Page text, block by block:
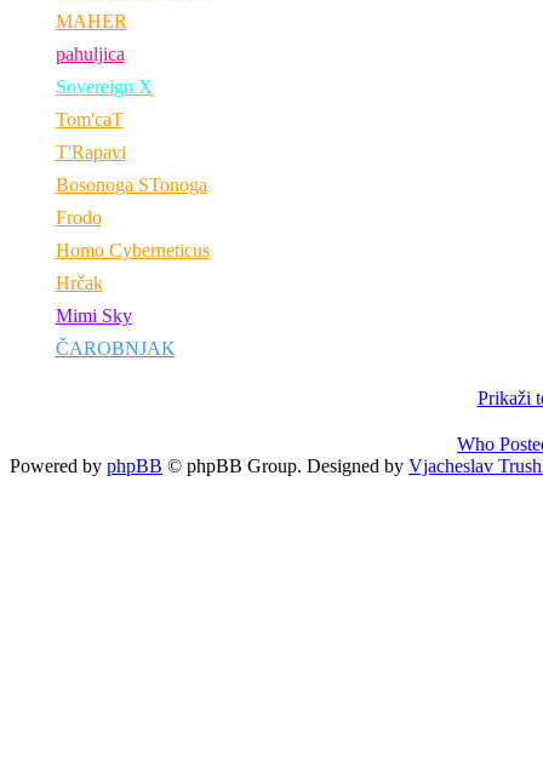
MAHER
pahuljica
Sovereign X
Tom'caT
T'Rapavi
Bosonoga STonoga
Frodo
Homo Cyberneticus
Hrčak
Mimi Sky
ČAROBNJAK
Prikaži
Who
Powered by phpBB © phpBB Group. Designed by Vjacheslav